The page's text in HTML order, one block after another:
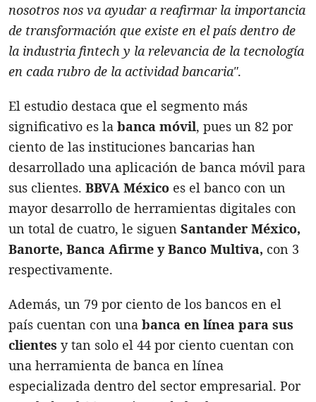
nosotros nos va ayudar a reafirmar la importancia
de transformación que existe en el país dentro de
la industria fintech y la relevancia de la tecnología
en cada rubro de la actividad bancaria".
El estudio destaca que el segmento más
significativo es la banca móvil, pues un 82 por
ciento de las instituciones bancarias han
desarrollado una aplicación de banca móvil para
sus clientes. BBVA México es el banco con un
mayor desarrollo de herramientas digitales con
un total de cuatro, le siguen Santander México,
Banorte, Banca Afirme y Banco Multiva, con 3
respectivamente.
Además, un 79 por ciento de los bancos en el
país cuentan con una banca en línea para sus
clientes y tan solo el 44 por ciento cuentan con
una herramienta de banca en línea
especializada dentro del sector empresarial. Por